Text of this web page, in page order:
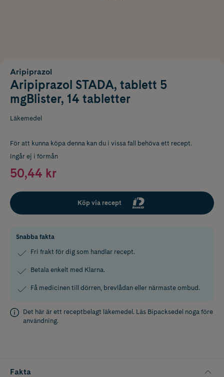
Aripiprazol
Aripiprazol STADA, tablett 5
mgBlister, 14 tabletter
Läkemedel
För att kunna köpa denna kan du i vissa fall behöva ett recept.
Ingår ej i förmån
50,44 kr
Köp via recept
Snabba fakta
Fri frakt för dig som handlar recept.
Betala enkelt med Klarna.
Få medicinen till dörren, brevlådan eller närmaste ombud.
Det här är ett receptbelagt läkemedel. Läs Bipacksedel noga före
användning.
Fakta